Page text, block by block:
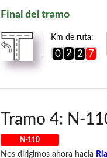
Final del tramo
Km de ruta:
0 2 2 7
Tramo 4: N-
N-110
Nos dirigimos ahora hacia